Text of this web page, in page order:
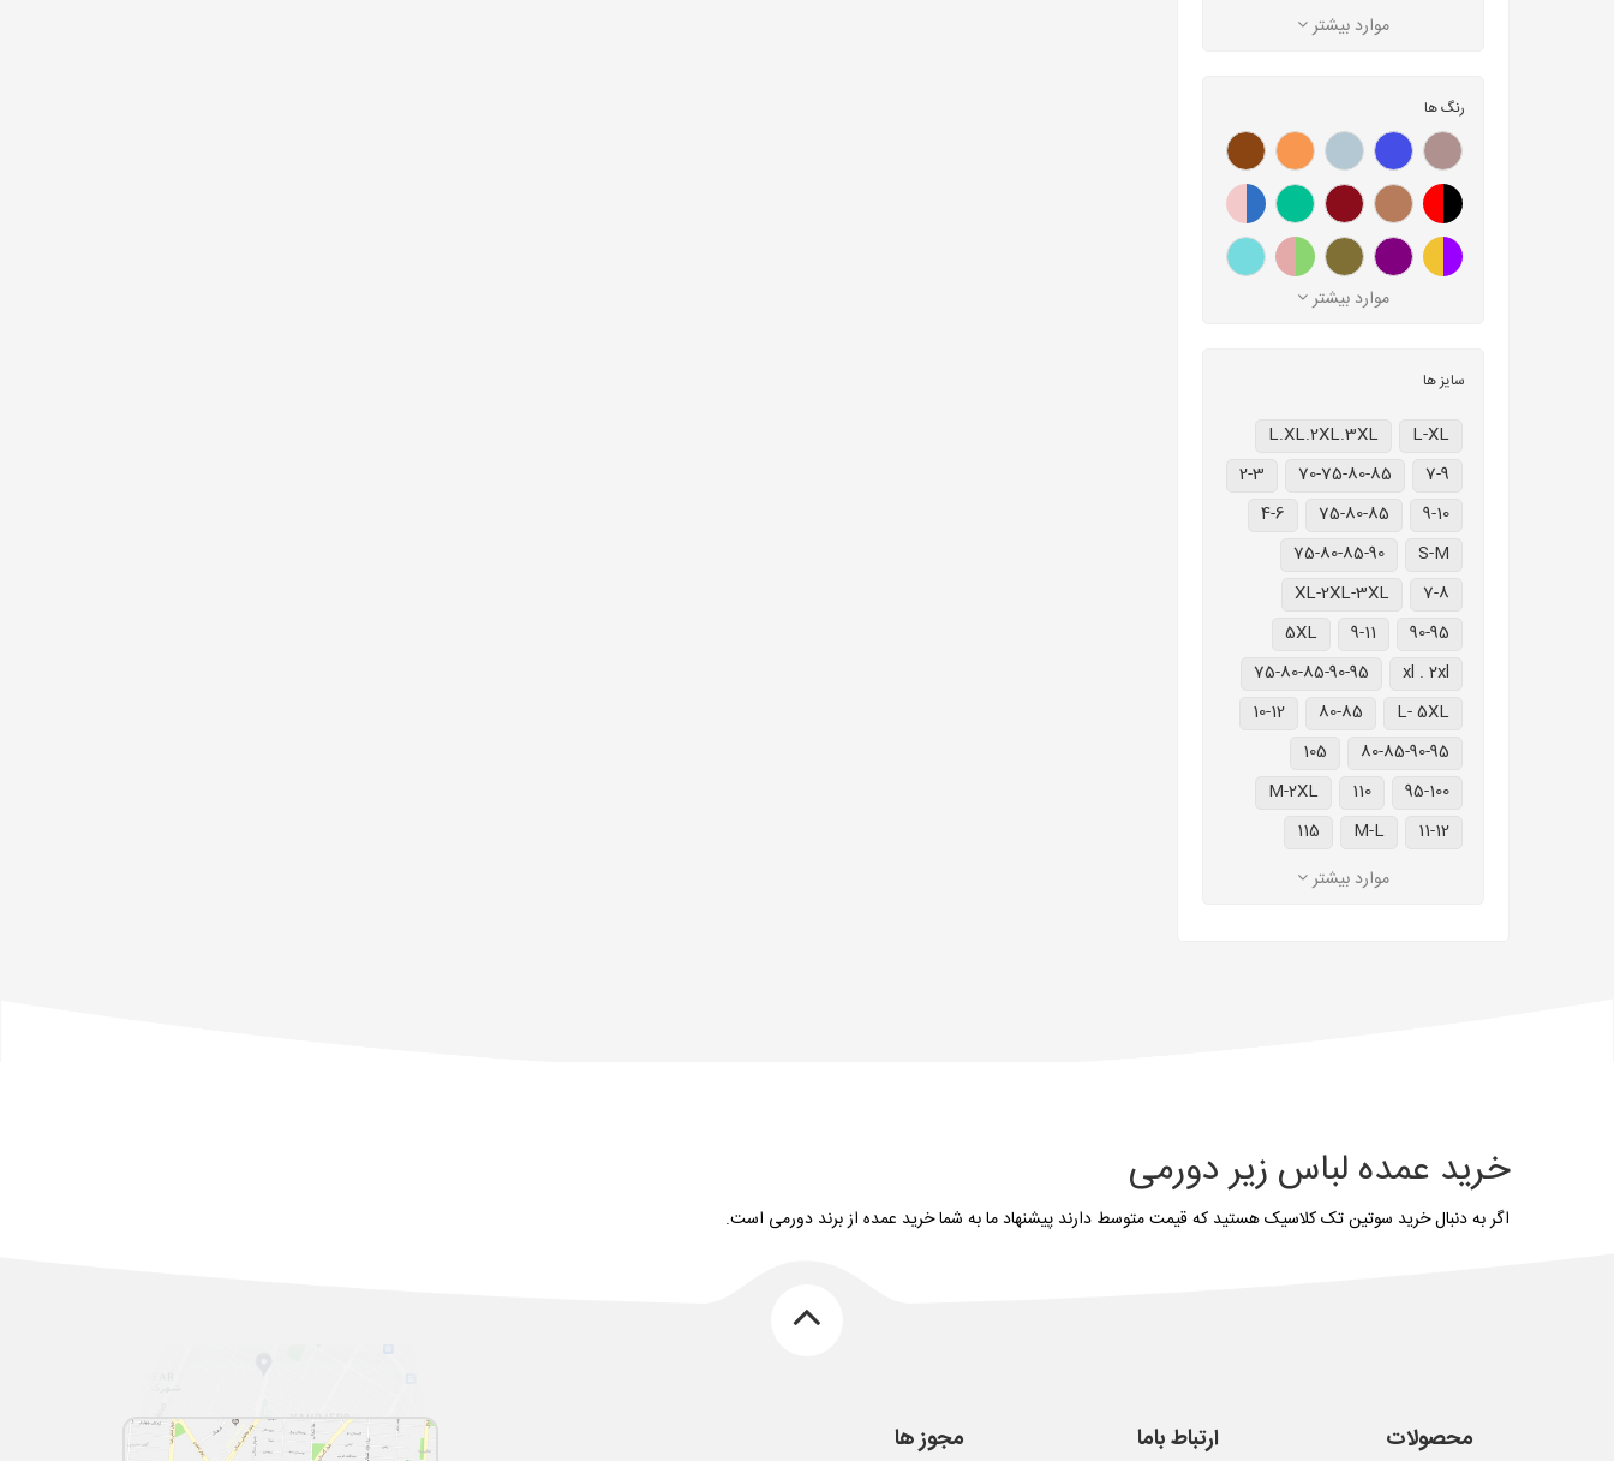
موارد بیشتر
رنگ ها
موارد بیشتر
سایز ها
L-XL
L.XL.2XL.3XL
7-9
70-75-80-85
2-3
9-10
75-80-85
4-6
S-M
75-80-85-90
7-8
XL-2XL-3XL
90-95
9-11
5XL
xl . 2xl
75-80-85-90-95
L- 5XL
80-85
10-12
80-85-90-95
105
95-100
110
M-2XL
11-12
M-L
115
موارد بیشتر
خرید عمده لباس زیر دورمی
اگر به دنبال خرید سوتین تک کلاسیک هستید که قیمت متوسط دارند پیشنهاد ما به شما خرید عمده از برند دورمی است.
محصولات ارتباط باما مجوز ها